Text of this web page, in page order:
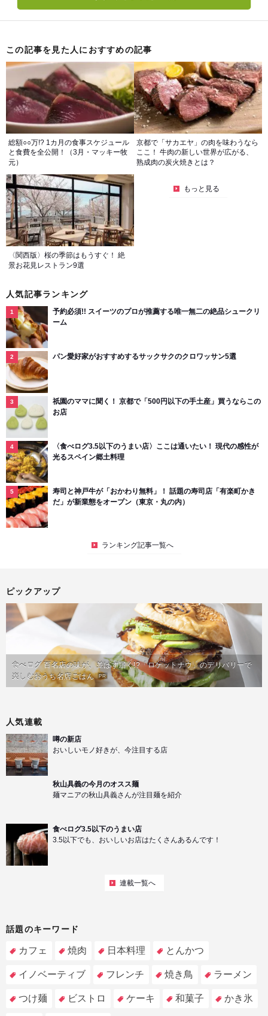
この記事を見た人におすすめの記事
総額○○万!? 1カ月の食事スケジュール
と食費を全公開！（3月・マッキー牧
元）
京都で「サカエヤ」の肉を味わうなら
ここ！ 牛肉の新しい世界が広がる、
熟成肉の炭火焼きとは？
〈関西版〉桜の季節はもうすぐ！ 絶
景お花見レストラン9選
もっと見る
人気記事ランキング
予約必須!! スイーツのプロが推薦する唯一無二の絶品シュークリ
ーム
パン愛好家がおすすめするサックサクのクロワッサン5選
祇園のママに聞く！ 京都で「500円以下の手土産」買うならこの
お店
〈食べログ3.5以下のうまい店〉ここは通いたい！ 現代の感性が
光るスペイン郷土料理
寿司と神戸牛が「おかわり無料」！ 話題の寿司店「有楽町かき
だ」が新業態をオープン（東京・丸の内）
ランキング記事一覧へ
ピックアップ
食べログ 百名店の味が、並ばず届く!?「ロケットナウ」のデリバリーで
楽しむおうち名店ごはん PR
人気連載
噂の新店
おいしいモノ好きが、今注目する店
秋山具義の今月のオスス麺
麺マニアの秋山具義さんが注目麺を紹介
食べログ3.5以下のうまい店
3.5以下でも、おいしいお店はたくさんあるんです！
連載一覧へ
話題のキーワード
カフェ 焼肉 日本料理 とんかつ
イノベーティブ フレンチ 焼き鳥 ラーメン
つけ麺 ビストロ ケーキ 和菓子 かき氷